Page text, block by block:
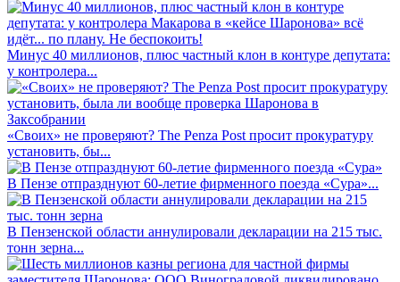
Минус 40 миллионов, плюс частный клон в контуре депутата:
у контролера...
«Своих» не проверяют? The Penza Post просит прокуратуру
установить, бы...
В Пензе отпразднуют 60-летие фирменного поезда «Сура»...
В Пензенской области аннулировали декларации на 215 тыс.
тонн зерна...